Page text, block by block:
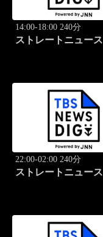
14:00-18:00 240分
ストレートニュース
22:00-02:00 240分
ストレートニュース